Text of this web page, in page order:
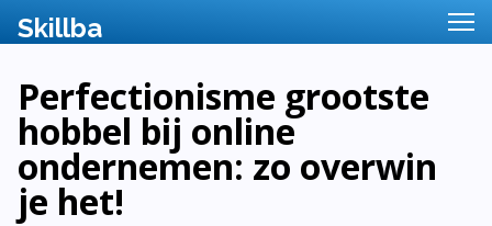
Perfectionisme grootste
hobbel bij online
ondernemen: zo overwin
je het!